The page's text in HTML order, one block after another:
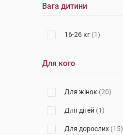
Вага дитини
16-26 кг (1)
Для кого
Для жінок (20)
Для дітей (1)
Для дорослих (15)